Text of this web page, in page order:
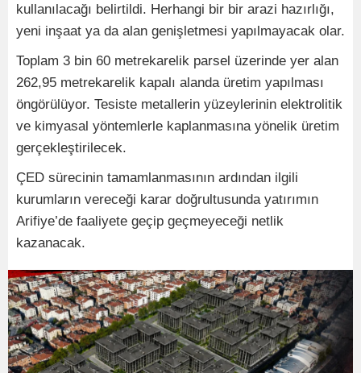
kullanılacağı belirtildi. Herhangi bir bir arazi hazırlığı,
yeni inşaat ya da alan genişletmesi yapılmayacak olar.
Toplam 3 bin 60 metrekarelik parsel üzerinde yer alan
262,95 metrekarelik kapalı alanda üretim yapılması
öngörülüyor. Tesiste metallerin yüzeylerinin elektrolitik
ve kimyasal yöntemlerle kaplanmasına yönelik üretim
gerçekleştirilecek.
ÇED sürecinin tamamlanmasının ardından ilgili
kurumların vereceği karar doğrultusunda yatırımın
Arifiye’de faaliyete geçip geçmeyeceği netlik
kazanacak.